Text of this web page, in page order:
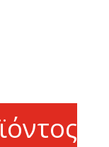
€.
€.